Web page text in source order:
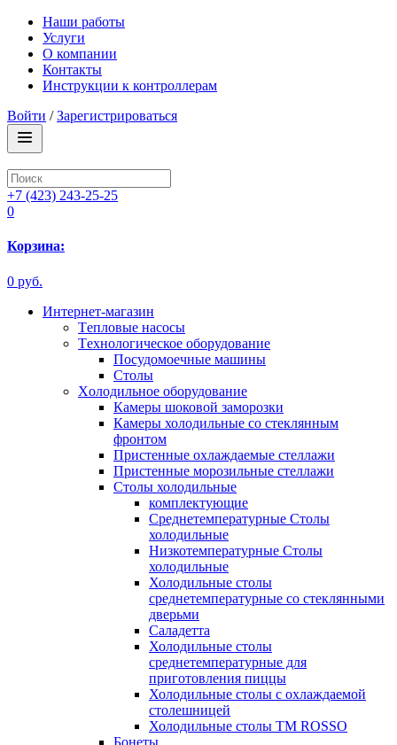
Наши работы
Услуги
О компании
Контакты
Инструкции к контроллерам
Войти /Зарегистрироваться
+7 (423) 243-25-25
0
Корзина:
0 руб.
Интернет-магазин
Tепловые насосы
Tехнологическое оборудование
Посудомоечные машины
Столы
Xолодильное оборудование
Камеры шоковой заморозки
Камеры холодильные со стеклянным
фронтом
Пристенные охлаждаемые стеллажи
Пристенные морозильные стеллажи
Столы холодильные
комплектующие
Среднетемпературные Столы
холодильные
Низкотемпературные Столы
холодильные
Холодильные столы
среднетемпературные со стеклянными
дверьми
Саладетта
Холодильные столы
среднетемпературные для
приготовления пиццы
Холодильные столы с охлаждаемой
столешницей
Холодильные столы ТМ ROSSO
Бонеты